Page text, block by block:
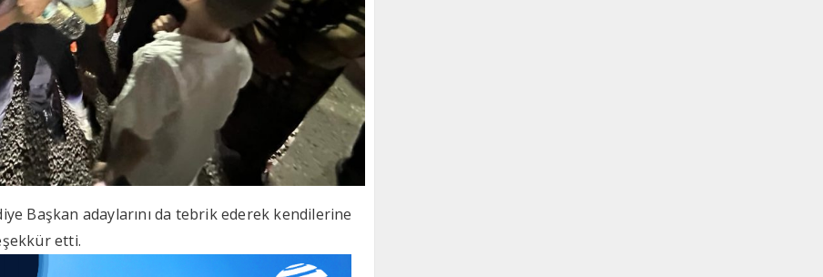
Başkan adaylarını da tebrik ederek kendilerine
etti.